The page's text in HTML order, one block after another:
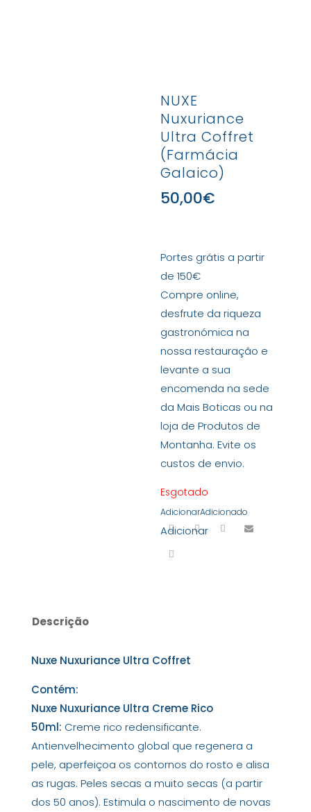
NUXE
Nuxuriance
Ultra Coffret
(Farmácia
Galaico)
50,00€
Portes grátis a partir
de 150€
Compre online,
desfrute da riqueza
gastronómica na
nossa restauração e
levante a sua
encomenda na sede
da Mais Boticas ou na
loja de Produtos de
Montanha. Evite os
custos de envio.
Esgotado
AdicionarAdicionado
Adicionar
Descrição
Nuxe Nuxuriance Ultra Coffret
Contém:
Nuxe Nuxuriance Ultra Creme Rico
50ml: Creme rico redensificante.
Antienvelhecimento global que regenera a
pele, aperfeiçoa os contornos do rosto e alisa
as rugas. Peles secas a muito secas (a partir
dos 50 anos). Estimula o nascimento de novas